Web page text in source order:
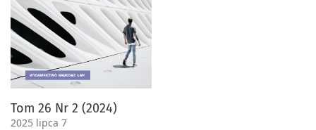
Tom 26 Nr 2 (2024)
2025 lipca 7